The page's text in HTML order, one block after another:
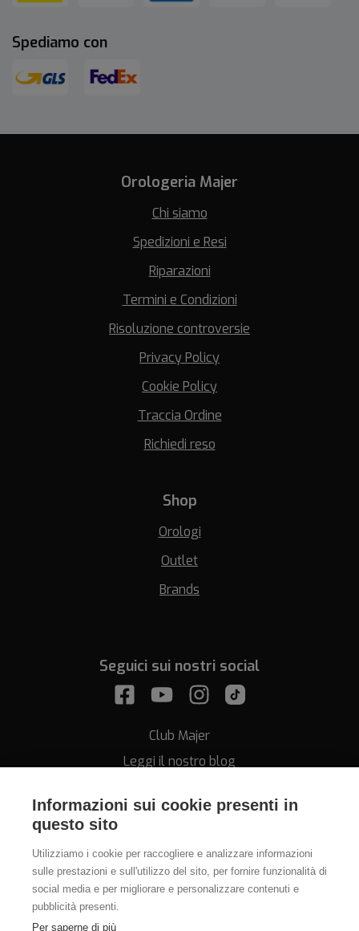
Informazioni sui cookie presenti in
questo sito
Utilizziamo i cookie per raccogliere e analizzare informazioni
sulle prestazioni e sull'utilizzo del sito, per fornire funzionalità di
social media e per migliorare e personalizzare contenuti e
pubblicità presenti.
Per saperne di più
Spediamo con
Orologeria Majer
Chi siamo
Spedizioni e Resi
Riparazioni
Termini e Condizioni
Risoluzione controversie
Privacy Policy
Cookie Policy
Traccia Ordine
Richiedi reso
Shop
Orologi
Outlet
Brands
Seguici sui nostri social
Club Majer
Leggi il nostro blog
Assistenza